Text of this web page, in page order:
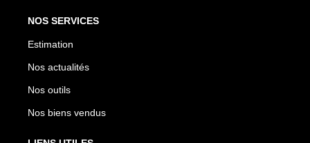
NOS SERVICES
Estimation
Nos actualités
Nos outils
Nos biens vendus